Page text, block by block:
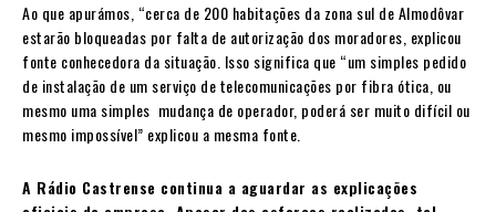
Ao que apurámos, “cerca de 200 habitações da zona sul de Almodôvar
estarão bloqueadas por falta de autorização dos moradores, explicou
fonte conhecedora da situação. Isso significa que “um simples pedido
de instalação de um serviço de telecomunicações por fibra ótica, ou
mesmo uma simples mudança de operador, poderá ser muito difícil ou
mesmo impossível” explicou a mesma fonte.
A Rádio Castrense continua a aguardar as explicações